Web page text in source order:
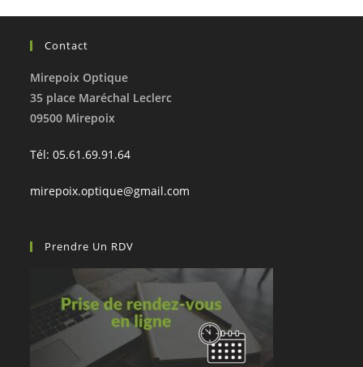
Contact
Mirepoix Optique
35 place Maréchal Leclerc
09500 Mirepoix
Tél: 05.61.69.91.64
mirepoix.optique@gmail.com
Prendre Un RDV